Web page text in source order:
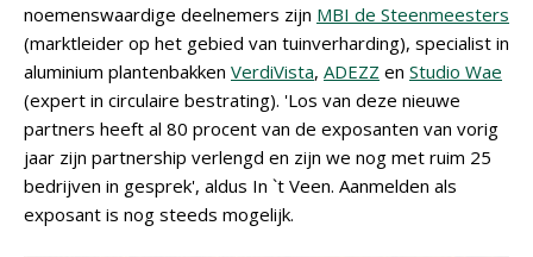
noemenswaardige deelnemers zijn MBI de Steenmeesters
(marktleider op het gebied van tuinverharding), specialist in
aluminium plantenbakken VerdiVista, ADEZZ en Studio Wae
(expert in circulaire bestrating). 'Los van deze nieuwe
partners heeft al 80 procent van de exposanten van vorig
jaar zijn partnership verlengd en zijn we nog met ruim 25
bedrijven in gesprek', aldus In `t Veen. Aanmelden als
exposant is nog steeds mogelijk.